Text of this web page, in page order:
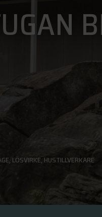
, LÖSVIRKE, HUSTILLVERKARE